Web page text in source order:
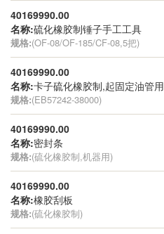
40169990.00
名称:硫化橡胶制锤子手工工具
规格:(OF-08/OF-185/CF-08,5把)
40169990.00
名称:卡子硫化橡胶制,起固定油管用
规格:(EB57242-38000)
40169990.00
名称:密封条
规格:(硫化橡胶制,机器用)
40169990.00
名称:橡胶刮板
规格:(硫化橡胶制)